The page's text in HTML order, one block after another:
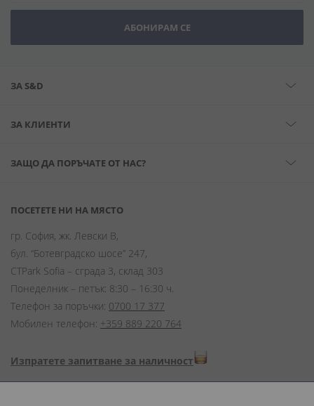
АБОНИРАМ СЕ
ЗА S&D
ЗА КЛИЕНТИ
ЗАЩО ДА ПОРЪЧАТЕ ОТ НАС?
ПОСЕТЕТЕ НИ НА МЯСТО
гр. София, жк. Левски В,
бул. “Ботевградско шосе” 247,
CTPark Sofia – сграда 3, склад 303
Понеделник – петък: 8:30 – 16:30 ч.
Телефон за поръчки: 0700 17 377
Мобилен телефон: +359 889 220 764
Изпратете запитване за наличност